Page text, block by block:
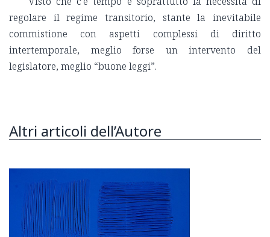
regolare il regime transitorio, stante la inevitabile
commistione con aspetti complessi di diritto
intertemporale, meglio forse un intervento del
legislatore, meglio “buone leggi”.
Altri articoli dell’Autore